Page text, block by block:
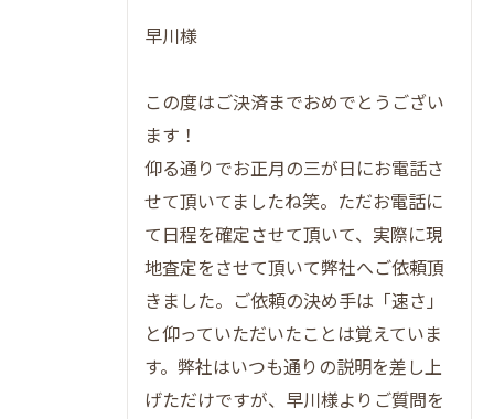
早川様
この度はご決済までおめでとうござい
ます！
仰る通りでお正月の三が日にお電話さ
せて頂いてましたね笑。ただお電話に
て日程を確定させて頂いて、実際に現
地査定をさせて頂いて弊社へご依頼頂
きました。ご依頼の決め手は「速さ」
と仰っていただいたことは覚えていま
す。弊社はいつも通りの説明を差し上
げただけですが、早川様よりご質問を